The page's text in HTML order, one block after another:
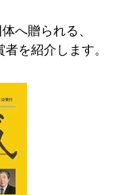
へ贈られる、
を紹介します。